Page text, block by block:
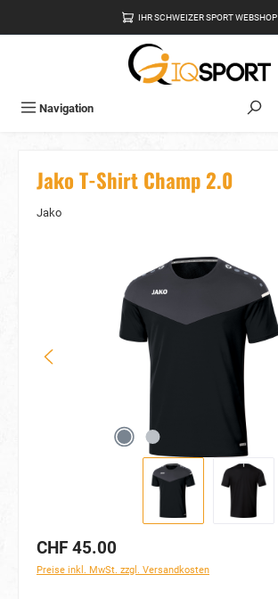
IHR SCHWEIZER SPORT WEBSHOP
Navigation
Jako T-Shirt Champ 2.0
Jako
Bildergalerie überspringen
CHF 45.00
Preise inkl. MwSt. zzgl. Versandkosten